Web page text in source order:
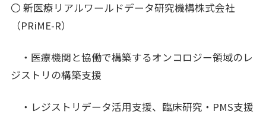
〇 新医療リアルワールドデータ研究機構株式会社
（PRiME-R）
・医療機関と協働で構築するオンコロジー領域のレ
ジストリの構築支援
・レジストリデータ活用支援、臨床研究・PMS支援